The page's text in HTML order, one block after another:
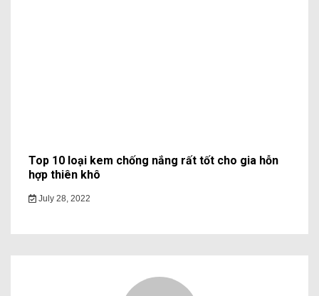
Top 10 loại kem chống nắng rất tốt cho gia hỗn
hợp thiên khô
July 28, 2022